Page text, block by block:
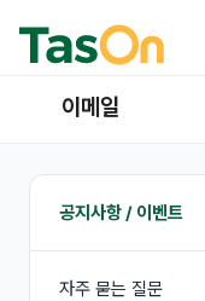
이메일
공지사항 / 이벤트
자주 묻는 질문